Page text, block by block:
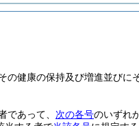
健康の保持及び増進並びに
であって、 次の各号のいずれ